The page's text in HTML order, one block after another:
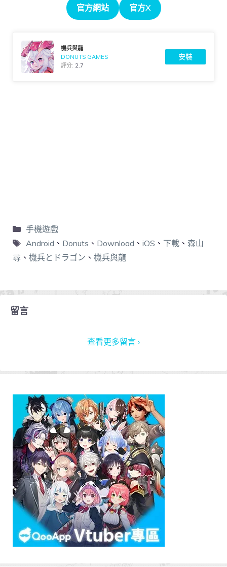
官方網站 官方X
機兵與龍
DONUTS GAMES
評分: 2.7
安裝
手機遊戲
Android 、 Donuts 、 Download 、 iOS 、 下載、 森山
尋 、 機兵とドラゴン 、 機兵與龍
留言
查看更多留言 ›